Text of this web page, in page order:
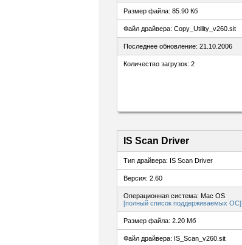
Размер файла: 85.90 Кб
Файл драйвера: Copy_Utility_v260.sit
Последнее обновление: 21.10.2006
Количество загрузок: 2
IS Scan Driver
Тип драйвера: IS Scan Driver
Версия: 2.60
Операционная система: Mac OS
[полный список поддерживаемых ОС]
Размер файла: 2.20 Мб
Файл драйвера: IS_Scan_v260.sit